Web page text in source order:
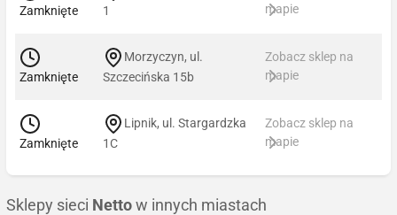
Zamknięte
1
mapie
Zamknięte
Morzyczyn, ul.
Szczecińska 15b
Zobacz sklep na
mapie
Zamknięte
Lipnik, ul. Stargardzka
1C
Zobacz sklep na
mapie
Sklepy sieci Netto w innych miastach